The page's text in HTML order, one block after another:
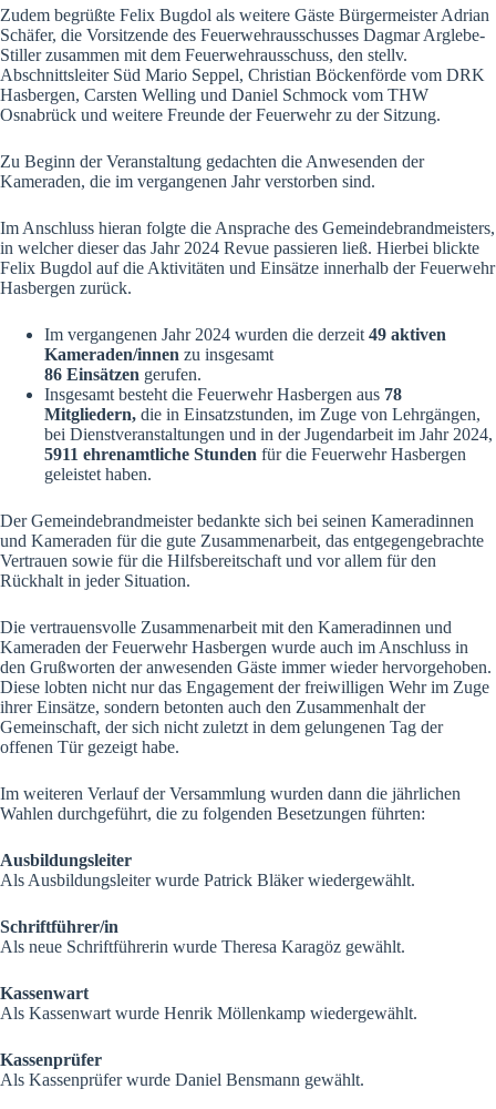
Zudem begrüßte Felix Bugdol als weitere Gäste Bürgermeister Adrian
Schäfer, die Vorsitzende des Feuerwehrausschusses Dagmar Arglebe-
Stiller zusammen mit dem Feuerwehrausschuss, den stellv.
Abschnittsleiter Süd Mario Seppel, Christian Böckenförde vom DRK
Hasbergen, Carsten Welling und Daniel Schmock vom THW
Osnabrück und weitere Freunde der Feuerwehr zu der Sitzung.
Zu Beginn der Veranstaltung gedachten die Anwesenden der
Kameraden, die im vergangenen Jahr verstorben sind.
Im Anschluss hieran folgte die Ansprache des Gemeindebrandmeisters,
in welcher dieser das Jahr 2024 Revue passieren ließ. Hierbei blickte
Felix Bugdol auf die Aktivitäten und Einsätze innerhalb der Feuerwehr
Hasbergen zurück.
Im vergangenen Jahr 2024 wurden die derzeit 49 aktiven
Kameraden/innen zu insgesamt
86 Einsätzen gerufen.
Insgesamt besteht die Feuerwehr Hasbergen aus 78
Mitgliedern, die in Einsatzstunden, im Zuge von Lehrgängen,
bei Dienstveranstaltungen und in der Jugendarbeit im Jahr 2024,
5911 ehrenamtliche Stunden für die Feuerwehr Hasbergen
geleistet haben.
Der Gemeindebrandmeister bedankte sich bei seinen Kameradinnen
und Kameraden für die gute Zusammenarbeit, das entgegengebrachte
Vertrauen sowie für die Hilfsbereitschaft und vor allem für den
Rückhalt in jeder Situation.
Die vertrauensvolle Zusammenarbeit mit den Kameradinnen und
Kameraden der Feuerwehr Hasbergen wurde auch im Anschluss in
den Grußworten der anwesenden Gäste immer wieder hervorgehoben.
Diese lobten nicht nur das Engagement der freiwilligen Wehr im Zuge
ihrer Einsätze, sondern betonten auch den Zusammenhalt der
Gemeinschaft, der sich nicht zuletzt in dem gelungenen Tag der
offenen Tür gezeigt habe.
Im weiteren Verlauf der Versammlung wurden dann die jährlichen
Wahlen durchgeführt, die zu folgenden Besetzungen führten:
Ausbildungsleiter
Als Ausbildungsleiter wurde Patrick Bläker wiedergewählt.
Schriftführer/in
Als neue Schriftführerin wurde Theresa Karagöz gewählt.
Kassenwart
Als Kassenwart wurde Henrik Möllenkamp wiedergewählt.
Kassenprüfer
Als Kassenprüfer wurde Daniel Bensmann gewählt.